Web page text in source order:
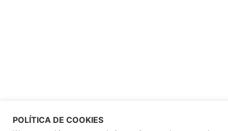
POLÍTICA DE COOKIES